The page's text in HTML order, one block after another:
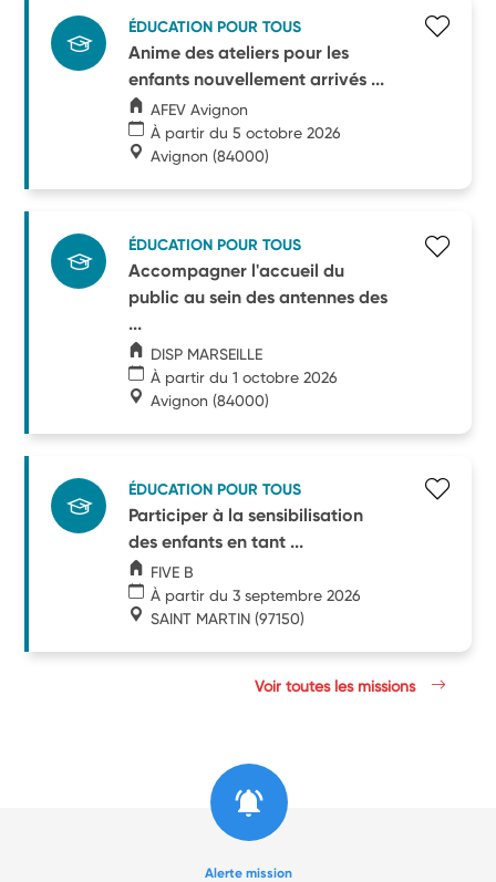
ÉDUCATION POUR TOUS
Anime des ateliers pour les
enfants nouvellement arrivés ...
AFEV Avignon
À partir du 5 octobre 2026
Avignon (84000)
ÉDUCATION POUR TOUS
Accompagner l'accueil du
public au sein des antennes des
...
DISP MARSEILLE
À partir du 1 octobre 2026
Avignon (84000)
ÉDUCATION POUR TOUS
Participer à la sensibilisation
des enfants en tant ...
FIVE B
À partir du 3 septembre 2026
SAINT MARTIN (97150)
Voir toutes les missions
Alerte mission